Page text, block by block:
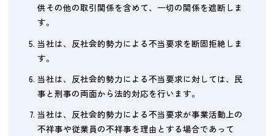
供その他の取引関係を含めて、一切の関係を遮断しま
す。
当社は、反社会的勢力による不当要求を断固拒絶しま
す。
当社は、反社会的勢力による不当要求に対しては、民
事と刑事の両面から法的対応を行います。
当社は、反社会的勢力による不当要求が事業活動上の
不祥事や従業員の不祥事を理由とする場合であって